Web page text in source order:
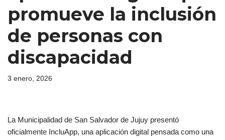
promueve la inclusión
de personas con
discapacidad
3 enero, 2026
La Municipalidad de San Salvador de Jujuy presentó
oficialmente IncluApp, una aplicación digital pensada como una